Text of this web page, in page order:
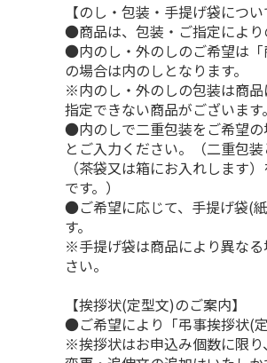
【のし・包装・手提げ袋につい
●商品は、包装・ご指定により
●内のし・外のしのご希望は
の場合は内のしとなります。
※内のし・外のしの包装は商
指定できない商品がございます
●内のしで二重包装をご希望の
とご入力ください。（二重包
（茶袋又は箱にお入れします
です。）
●ご希望に応じて、手提げ袋(
す。
※手提げ袋は商品により異な
さい。
【挨拶状(定型文)のご案内】
●ご希望により「弔事挨拶状(
※挨拶状はお申込み個数に限